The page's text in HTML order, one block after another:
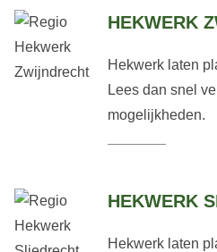
HEKWERK
Hekwerk laten
Lees dan snel
mogelijkheden.
HEKWERK
Hekwerk laten